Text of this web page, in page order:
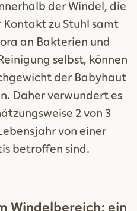
der Windel, die
Kontakt zu Stuhl samt
an Bakterien und
selbst, können
der Babyhaut
Daher verwundert es
2 von 3
von einer
betroffen sind.
Windelbereich: ein